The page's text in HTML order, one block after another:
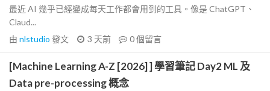
最近 AI 幾乎已經變成每天工作都會用到的工具。像是 ChatGPT、
Claud...
由 nlstudio 發文 3 天前 0個留言
[Machine Learning A-Z [2026] ] 學習筆記 Day2 ML 及
Data pre-processing 概念